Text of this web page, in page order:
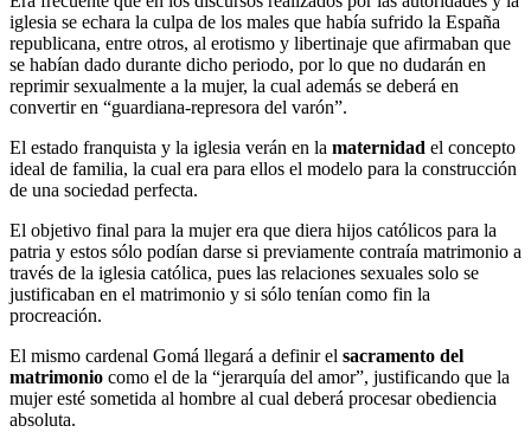
iglesia se echara la culpa de los males que había sufrido la España
republicana, entre otros, al erotismo y libertinaje que afirmaban que
se habían dado durante dicho periodo, por lo que no dudarán en
reprimir sexualmente a la mujer, la cual además se deberá en
convertir en “guardiana-represora del varón”.
El estado franquista y la iglesia verán en la maternidad el concepto
ideal de familia, la cual era para ellos el modelo para la construcción
de una sociedad perfecta.
El objetivo final para la mujer era que diera hijos católicos para la
patria y estos sólo podían darse si previamente contraía matrimonio a
través de la iglesia católica, pues las relaciones sexuales solo se
justificaban en el matrimonio y si sólo tenían como fin la
procreación.
El mismo cardenal Gomá llegará a definir el sacramento del
matrimonio como el de la “jerarquía del amor”, justificando que la
mujer esté sometida al hombre al cual deberá procesar obediencia
absoluta.